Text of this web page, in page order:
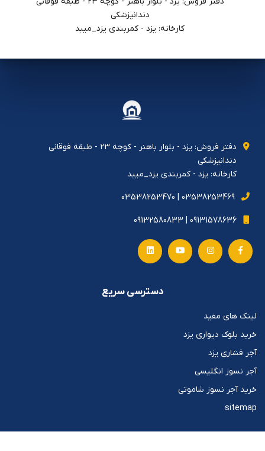
دندانپزشكي
کارخانه: یزد - کمربندی یزد_میبد
دفتر فروش: يزد - بلوار باهنر - كوچه ٢٣ - طبقه فوقاني
دندانپزشكي
کارخانه: یزد - کمربندی یزد_میبد
03538253469 | 03538253470
09131578636 | 09132580833
دسترسی سریع
لینک های مفید
خرید بلوک دیواری یزد
آجر فشاری یزد
آجر نسوز انگلیسی
خرید آجر نسوز شاموتی
sitemap